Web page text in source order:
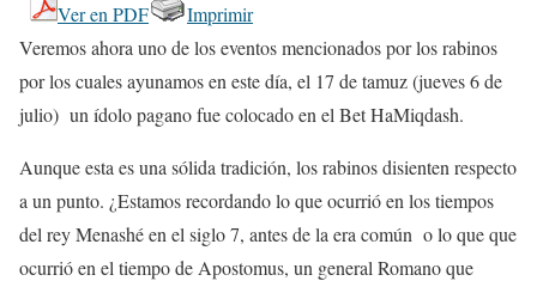
Ver en PDF
Imprimir
Veremos ahora uno de los eventos mencionados por los rabinos
por los cuales ayunamos en este día, el 17 de tamuz (jueves 6 de
julio) un ídolo pagano fue colocado en el Bet HaMiqdash.
Aunque esta es una sólida tradición, los rabinos disienten respecto
a un punto. ¿Estamos recordando lo que ocurrió en los tiempos
del rey Menashé en el siglo 7, antes de la era común o lo que que
ocurrió en el tiempo de Apostomus, un general Romano que